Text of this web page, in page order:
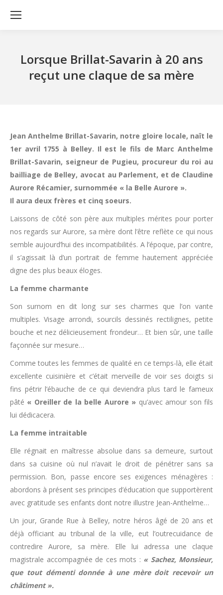
Lorsque Brillat-Savarin à 20 ans
reçut une claque de sa mère
Jean Anthelme Brillat-Savarin, notre gloire locale, naît le
1er avril 1755 à Belley. Il est le fils de Marc Anthelme
Brillat-Savarin, seigneur de Pugieu, procureur du roi au
bailliage de Belley, avocat au Parlement, et de Claudine
Aurore Récamier, surnommée « la Belle Aurore ».
Il aura deux frères et cinq soeurs.
Laissons de côté son père aux multiples mérites pour porter
nos regards sur Aurore, sa mère dont l’être reflète ce qui nous
semble aujourd’hui des incompatibilités. A l’époque, par contre,
il s’agissait là d’un portrait de femme hautement appréciée
digne des plus beaux éloges.
La femme charmante
Son surnom en dit long sur ses charmes que l’on vante
multiples. Visage arrondi, sourcils dessinés rectilignes, petite
bouche et nez délicieusement frondeur… Et bien sûr, une taille
façonnée sur mesure…
Comme toutes les femmes de qualité en ce temps-là, elle était
excellente cuisinière et c’était merveille de voir ses doigts si
fins pétrir l’ébauche de ce qui deviendra plus tard le fameux
pâté « Oreiller de la belle Aurore » qu’avec amour son fils
lui dédicacera.
La femme intraitable
Elle régnait en maîtresse absolue dans sa demeure, surtout
dans sa cuisine où nul n’avait le droit de pénétrer sans sa
permission. Bon, passe encore ses exigences ménagères :
abordons à présent ses principes d’éducation que supportèrent
avec gratitude ses enfants dont notre illustre Jean-Anthelme…
Un jour, Grande Rue à Belley, notre héros âgé de 20 ans et
déjà officiant au tribunal de la ville, eut l’outrecuidance de
contredire Aurore, sa mère. Elle lui adressa une claque
magistrale accompagnée de ces mots : « Sachez, Monsieur,
que tout démenti donnée à une mère doit recevoir un
châtiment ».